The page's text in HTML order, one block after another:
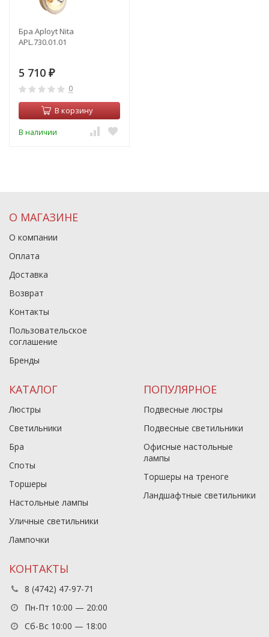
Бра Aployt Nita
APL.730.01.01
5 710 ₽
0
В корзину
В наличии
О МАГАЗИНЕ
О компании
Оплата
Доставка
Возврат
Контакты
Пользовательское
соглашение
Бренды
КАТАЛОГ
Люстры
Светильники
Бра
Споты
Торшеры
Настольные лампы
Уличные светильники
Лампочки
ПОПУЛЯРНОЕ
Подвесные люстры
Подвесные светильники
Офисные настольные
лампы
Торшеры на треноге
Ландшафтные светильники
КОНТАКТЫ
8 (4742) 47-97-71
Пн-Пт 10:00 — 20:00
Сб-Вс 10:00 — 18:00